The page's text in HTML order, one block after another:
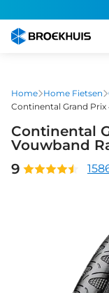
naar
gaan
Home Home Fietsen
Continental Grand Prix
Continental
Vouwband
9